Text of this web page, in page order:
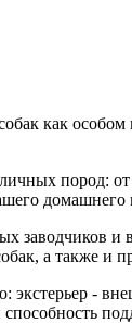
как
пород:
домашнего
заводчиков
а также и
-